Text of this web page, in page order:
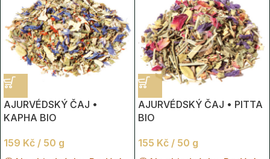
příběh pokračovat 🍃
AJURVÉDSKÝ ČAJ •
KAPHA BIO
159 Kč / 50 g
AJURVÉDSKÝ ČAJ • PITTA
BIO
155 Kč / 50 g